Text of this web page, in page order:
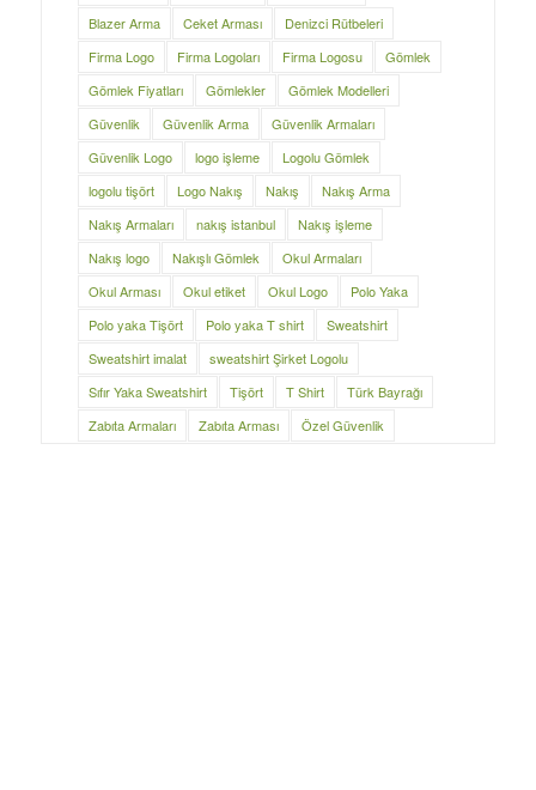
Blazer Arma
Ceket Arması
Denizci Rütbeleri
Firma Logo
Firma Logoları Firma Logosu
Gömlek
Gömlek Fiyatları
Gömlekler
Gömlek Modelleri
Güvenlik
Güvenlik Arma
Güvenlik Armaları
Güvenlik Logo
logo işleme
Logolu Gömlek
logolu tişört
Logo Nakış Nakış
Nakış Arma
Nakış Armaları
nakış istanbul
Nakış işleme
Nakış logo
Nakışlı Gömlek
Okul Armaları
Okul Arması
Okul etiket Okul Logo
Polo Yaka
Polo yaka Tişört
Polo yaka T shirt
Sweatshirt
Sweatshirt imalat
sweatshirt Şirket Logolu
Sıfır Yaka Sweatshirt
Tişört T Shirt
Türk Bayrağı
Zabıta Armaları
Zabıta Arması Özel Güvenlik